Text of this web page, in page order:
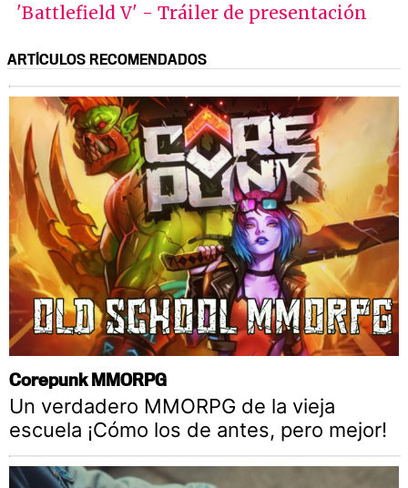
'Battlefield V' - Tráiler de presentación
ARTÍCULOS RECOMENDADOS
Corepunk MMORPG
Un verdadero MMORPG de la vieja
escuela ¡Cómo los de antes, pero mejor!